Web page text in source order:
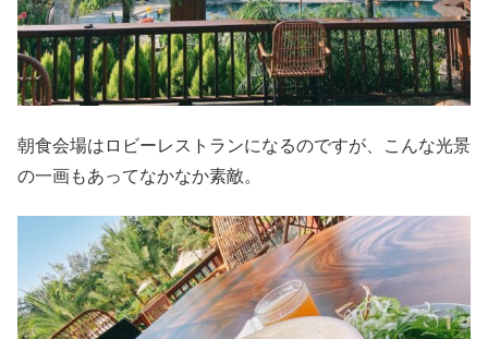
朝食会場はロビーレストランになるのですが、こんな光景
の一画もあってなかなか素敵。